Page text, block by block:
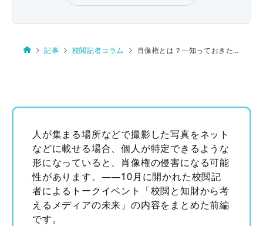
記事 校閲記者コラム 肖像権とは？―知っておきたい知的財産権(前編)
人が集まる場所などで撮影した写真をネット
などに載せる場合、個人が特定できるような
形になっていると、肖像権の侵害になる可能
性があります。――10月に開かれた校閲記
者によるトークイベント「校閲と知財から考
えるメディアの未来」の内容をまとめた前編
です。